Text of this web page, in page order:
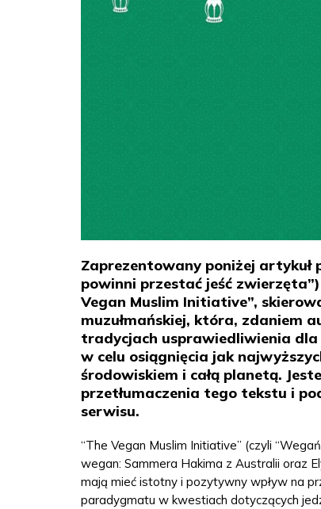
Zaprezentowany poniżej artykuł
powinni przestać jeść
Vegan Muslim Initiative”,
muzułmańskiej, która, zdaniem
tradycjach usprawiedliwienia
w celu osiągnięcia jak
środowiskiem i całą planetą.
przetłumaczenia tego tekstu i
serwisu.
“The Vegan Muslim Initiative” (czyli
wegan: Sammera Hakima z Australii oraz
mają mieć istotny i pozytywny wpływ na
paradygmatu w kwestiach dotyczących